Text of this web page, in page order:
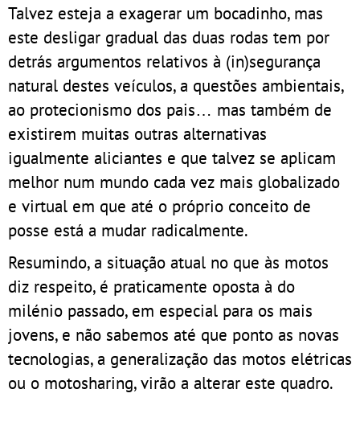
Talvez esteja a exagerar um bocadinho, mas
este desligar gradual das duas rodas tem por
detrás argumentos relativos à (in)segurança
natural destes veículos, a questões ambientais,
ao protecionismo dos pais… mas também de
existirem muitas outras alternativas
igualmente aliciantes e que talvez se aplicam
melhor num mundo cada vez mais globalizado
e virtual em que até o próprio conceito de
posse está a mudar radicalmente.
Resumindo, a situação atual no que às motos
diz respeito, é praticamente oposta à do
milénio passado, em especial para os mais
jovens, e não sabemos até que ponto as novas
tecnologias, a generalização das motos elétricas
ou o motosharing, virão a alterar este quadro.